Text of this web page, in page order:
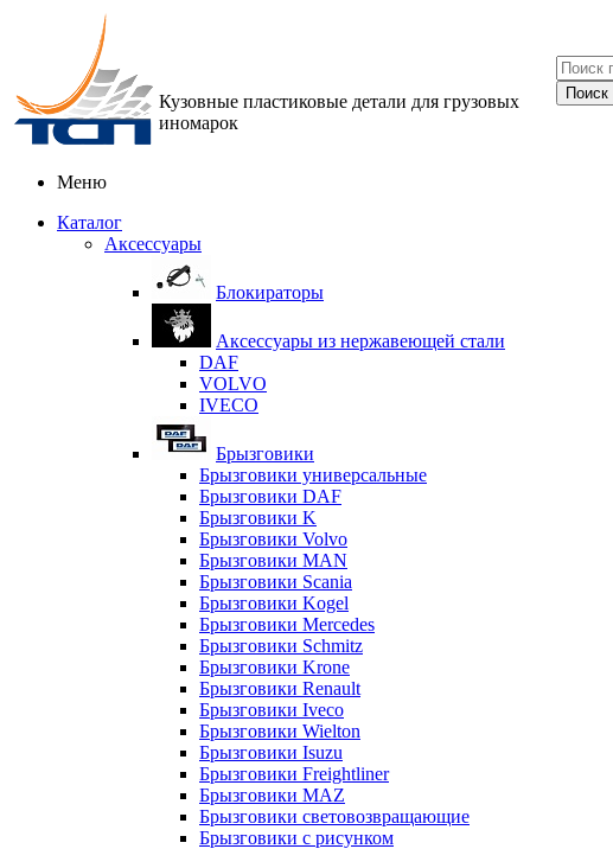
Кузовные пластиковые детали для грузовых
иномарок
Меню
Каталог
Аксессуары
Блокираторы
Аксессуары из нержавеющей стали
DAF
VOLVO
IVECO
Брызговики
Брызговики универсальные
Брызговики DAF
Брызговики K
Брызговики Volvo
Брызговики MAN
Брызговики Scania
Брызговики Kogel
Брызговики Mercedes
Брызговики Schmitz
Брызговики Krone
Брызговики Renault
Брызговики Iveco
Брызговики Wielton
Брызговики Isuzu
Брызговики Freightliner
Брызговики MAZ
Брызговики световозвращающие
Брызговики с рисунком